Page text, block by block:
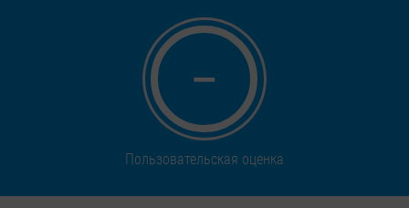
—
Пользовательская оценка